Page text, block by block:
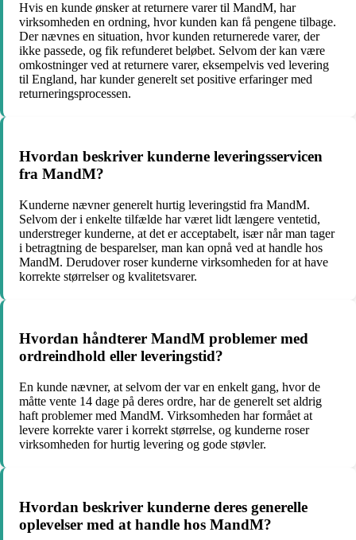
Hvis en kunde ønsker at returnere varer til MandM, har
virksomheden en ordning, hvor kunden kan få pengene tilbage.
Der nævnes en situation, hvor kunden returnerede varer, der
ikke passede, og fik refunderet beløbet. Selvom der kan være
omkostninger ved at returnere varer, eksempelvis ved levering
til England, har kunder generelt set positive erfaringer med
returneringsprocessen.
Hvordan beskriver kunderne leveringsservicen
fra MandM?
Kunderne nævner generelt hurtig leveringstid fra MandM.
Selvom der i enkelte tilfælde har været lidt længere ventetid,
understreger kunderne, at det er acceptabelt, især når man tager
i betragtning de besparelser, man kan opnå ved at handle hos
MandM. Derudover roser kunderne virksomheden for at have
korrekte størrelser og kvalitetsvarer.
Hvordan håndterer MandM problemer med
ordreindhold eller leveringstid?
En kunde nævner, at selvom der var en enkelt gang, hvor de
måtte vente 14 dage på deres ordre, har de generelt set aldrig
haft problemer med MandM. Virksomheden har formået at
levere korrekte varer i korrekt størrelse, og kunderne roser
virksomheden for hurtig levering og gode støvler.
Hvordan beskriver kunderne deres generelle
oplevelser med at handle hos MandM?